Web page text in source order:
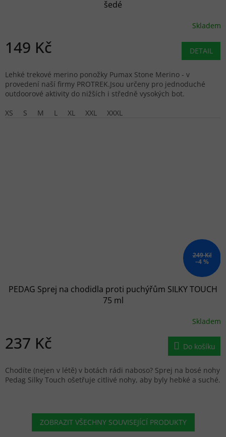
šedé
Skladem
149 Kč DETAIL
Lehké trekové merino ponožky Pumax Stone Merino - v
provedení naší firmy PROTREK.Jsou určeny pro jednoduché
outdoorové aktivity do nižších i středně vysokých bot.
XS
S M L XL XXL XXXL
249 Kč
–4 %
PEDAG Sprej na chodidla proti puchýřům SILKY TOUCH
75 ml
Skladem
237 Kč Do košíku
Chodíte (nejen v létě) v botách rádi naboso? Sprej na bosé nohy
Pedag Silky Touch ošetřuje citlivé nohy, aby byly hebké a suché.
ZOBRAZIT VŠECHNY SOUVISEJÍCÍ PRODUKTY